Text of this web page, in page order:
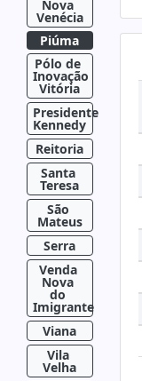
Nova
Venécia
Piúma
Pólo de
Inovação
Vitória
Presidente
Kennedy
Reitoria
Santa
Teresa
São
Mateus
Serra
Venda
Nova
do
Imigrante
Viana
Vila
Velha